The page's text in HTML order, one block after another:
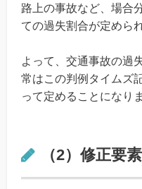
路上の事故など、場合
ての過失割合が定めら
よって、交通事故の過
常はこの判例タイムズ
って定めることになり
（2）修正要素